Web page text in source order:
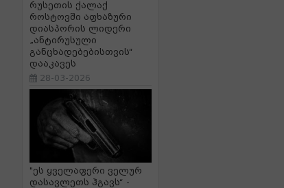
რუსეთის ქალაქ
როსტოვში აფხაზური
დიასპორის ლიდერი
„ანტირუსული
განცხადებებისთვის“
დააკავეს
28-03-2026
"ეს ყველაფერი ველურ
დასავლეთს ჰგავს“ -